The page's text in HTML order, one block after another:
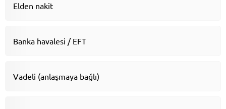
Elden nakit
Banka havalesi / EFT
Vadeli (anlaşmaya bağlı)